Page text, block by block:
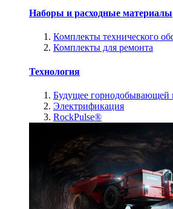
Наборы и расходные материалы
Комплекты технического
Комплекты для ремонта
Технология
Будущее
Электрификация
RockPulse®